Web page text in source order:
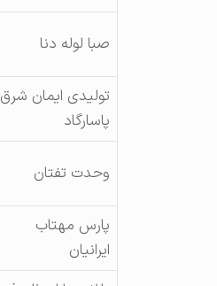
صبا لوله دنا
تولیدی ایمان شرق
پاسارگاد
وحدت تفتان
پارس مهتاب
ایرانیان